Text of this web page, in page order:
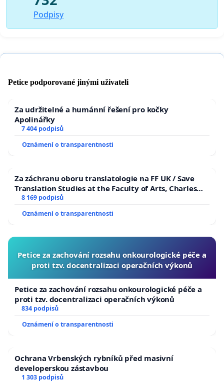
Podpisy
Petice podporované jinými uživateli
Za udržitelné a humánní řešení pro kočky
Apolinářky
7 404 podpisů
Oznámení o transparentnosti
Za záchranu oboru translatologie na FF UK / Save
Translation Studies at the Faculty of Arts, Charles
University
8 169 podpisů
Oznámení o transparentnosti
Petice za zachování rozsahu onkourologické péče a
proti tzv. docentralizaci operačních výkonů
Petice za zachování rozsahu onkourologické péče a
proti tzv. docentralizaci operačních výkonů
834 podpisů
Oznámení o transparentnosti
Ochrana Vrbenských rybníků před masivní
developerskou zástavbou
1 303 podpisů